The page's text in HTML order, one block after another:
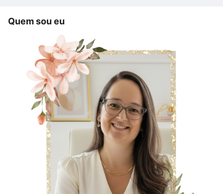
Quem sou eu